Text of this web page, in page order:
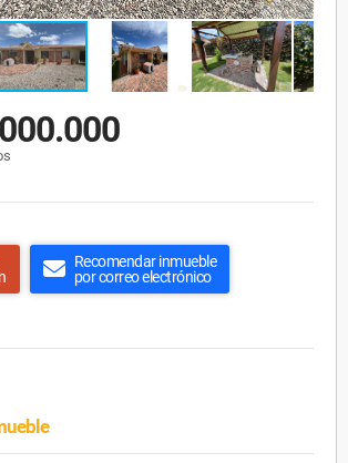
Recomendar inmueble
por correo electrónico